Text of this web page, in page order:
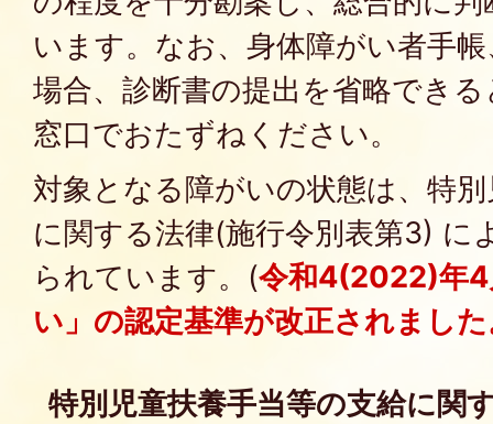
います。なお、身体障がい者手
場合、診断書の提出を省略でき
窓口でおたずねください。
対象となる障がいの状態は、特
に関する法律(施行令別表第3) に
られています。(令和4(2022)年4
い」の認定基準が改正されまし
特別児童扶養手当等の支給に関